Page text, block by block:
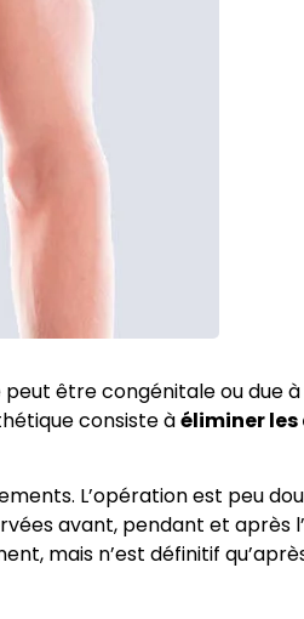
être congénitale ou due à
consiste àéliminer les
L’opération est peu
avant, pendant et après
mais n’est définitif